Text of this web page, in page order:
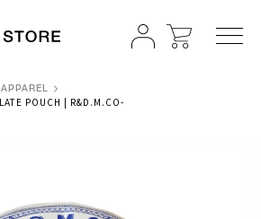
APPAREL
POUCH | R&D.M.CO-